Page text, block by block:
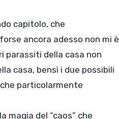
capitolo, che
ancora adesso non mi è
parassiti della casa non
casa, bensì i due possibili
particolarmente
del “caos” che